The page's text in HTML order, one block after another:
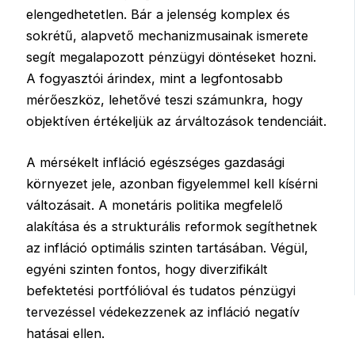
elengedhetetlen. Bár a jelenség komplex és
sokrétű, alapvető mechanizmusainak ismerete
segít megalapozott pénzügyi döntéseket hozni.
A fogyasztói árindex, mint a legfontosabb
mérőeszköz, lehetővé teszi számunkra, hogy
objektíven értékeljük az árváltozások tendenciáit.
A mérsékelt infláció egészséges gazdasági
környezet jele, azonban figyelemmel kell kísérni
változásait. A monetáris politika megfelelő
alakítása és a strukturális reformok segíthetnek
az infláció optimális szinten tartásában. Végül,
egyéni szinten fontos, hogy diverzifikált
befektetési portfólióval és tudatos pénzügyi
tervezéssel védekezzenek az infláció negatív
hatásai ellen.